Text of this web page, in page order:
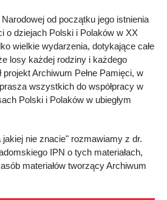
od początku jego istnienia
o dziejach Polski i Polaków w XX
wielkie wydarzenia, dotykające całe
losy każdej rodziny i każdego
projekt Archiwum Pełne Pamięci, w
wszystkich do współpracy w
Polski i Polaków w ubiegłym
nie znacie" rozmawiamy z dr.
IPN o tych materiałach,
materiałów tworzący Archiwum